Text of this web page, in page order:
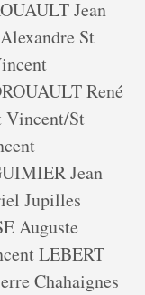
Jean
St
René
Vincent/St
Jean
Jupilles
Auguste
LEBERT
Chahaignes